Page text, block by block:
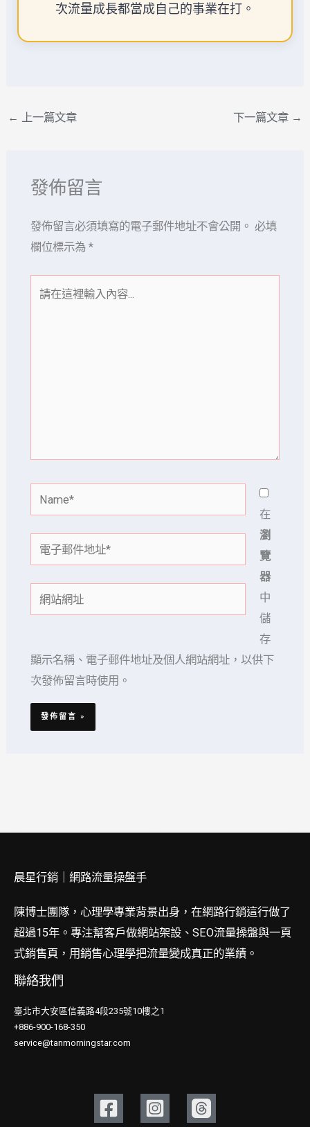
次流量成長都當成自己的事業在打。
← 上一篇文章 下一篇文章 →
發佈留言
發佈留言必須填寫的電子郵件地址不會公開。 必填
欄位標示為 *
Name*
電
子
郵
件
*
站
址
在
瀏
覽
器
中
儲
存
顯示名稱、電子郵件地址及個人網站網址，以供下
次發佈留言時使用。
晨星行銷｜網路流量操盤手
陳博士團隊，心理學專業背景出身，在網路行銷這行做了
超過15年。專注幫客戶做網站架設、SEO流量操盤與一頁
式銷售頁，用銷售心理學把流量變成真正的業績。
聯絡我們
臺北市大安區信義路4段235號10樓之1
+886-900-168-350
service@tanmorningstar.com